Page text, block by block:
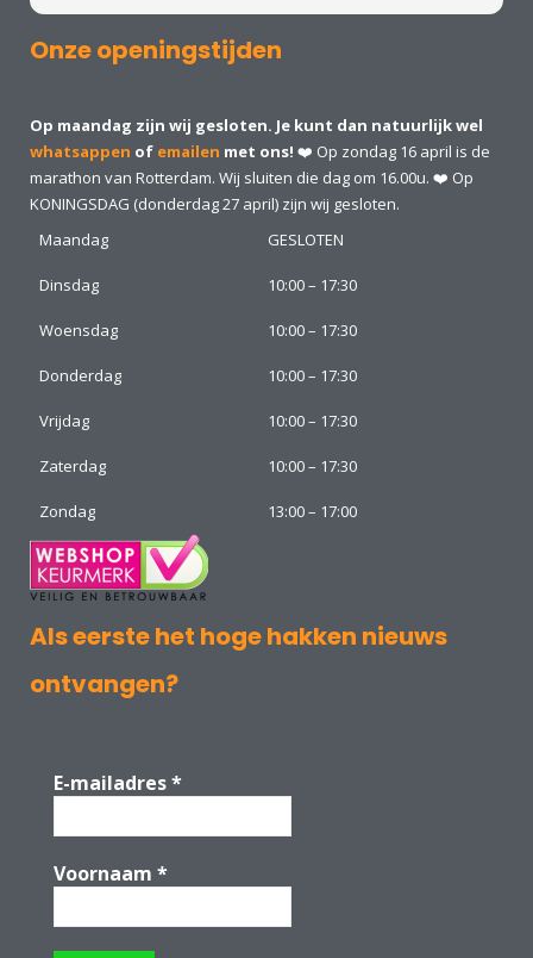
Onze openingstijden
Op maandag zijn wij gesloten. Je kunt dan natuurlijk wel
whatsappen of emailen met ons! ❤️ Op zondag 16 april is de
marathon van Rotterdam. Wij sluiten die dag om 16.00u. ❤️ Op
KONINGSDAG (donderdag 27 april) zijn wij gesloten.
Maandag
GESLOTEN
Dinsdag 10:00 – 17:30
Woensdag 10:00 – 17:30
Donderdag 10:00 – 17:30
Vrijdag 10:00 – 17:30
Zaterdag 10:00 – 17:30
Zondag 13:00 – 17:00
Als eerste het hoge hakken nieuws
ontvangen?
E-mailadres*
Voornaam *